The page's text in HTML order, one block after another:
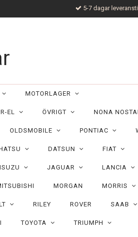
5-7 dagar
MOTORLAGER
EL ÖVRIGT NONA
OLDSMOBILE PONTIAC
DATSUN FIAT
ISUZU JAGUAR LANCIA
MORGAN MORRIS
RILEY ROVER SAAB
TOYOTA TRIUMPH